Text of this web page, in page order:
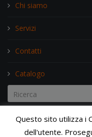
Chi siamo
Servizi
Contatti
Catalogo
Search...
Questo sito utilizza i
dell'utente.